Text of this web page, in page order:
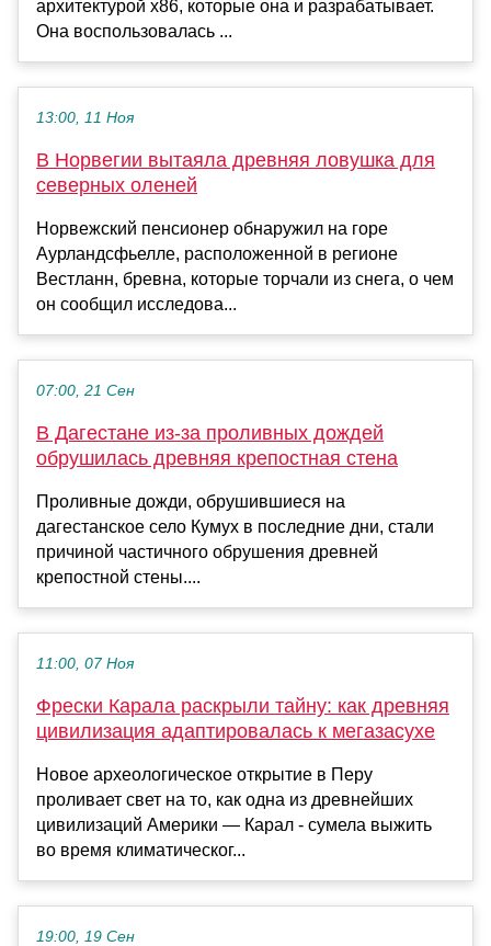
архитектурой х86, которые она и разрабатывает.
Она воспользовалась ...
13:00, 11 Ноя
В Норвегии вытаяла древняя ловушка для
северных оленей
Норвежский пенсионер обнаружил на горе
Аурландсфьелле, расположенной в регионе
Вестланн, бревна, которые торчали из снега, о чем
он сообщил исследова...
07:00, 21 Сен
В Дагестане из-за проливных дождей
обрушилась древняя крепостная стена
Проливные дожди, обрушившиеся на
дагестанское село Кумух в последние дни, стали
причиной частичного обрушения древней
крепостной стены....
11:00, 07 Ноя
Фрески Карала раскрыли тайну: как древняя
цивилизация адаптировалась к мегазасухе
Новое археологическое открытие в Перу
проливает свет на то, как одна из древнейших
цивилизаций Америки — Карал - сумела выжить
во время климатическог...
19:00, 19 Сен